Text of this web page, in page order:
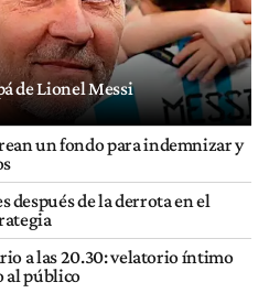
de Lionel Messi
un fondo para indemnizar y
después de la derrota en el
a las 20.30: velatorio íntimo
al público